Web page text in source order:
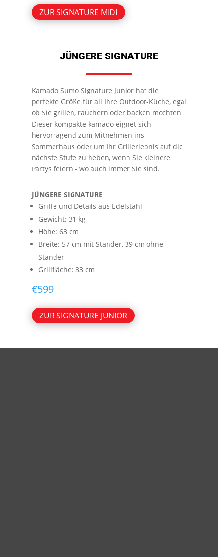
ZUR SIGNATURE MIDI
JÜNGERE SIGNATURE
Kamado Sumo Signature Junior hat die
perfekte Größe für all Ihre Outdoor-Küche, egal
ob Sie grillen, räuchern oder backen möchten.
Dieser kompakte kamado eignet sich
hervorragend zum Mitnehmen ins
Sommerhaus oder um Ihr Grillerlebnis auf die
nächste Stufe zu heben, wenn Sie kleinere
Partys feiern - wo auch immer Sie sind.
JÜNGERE SIGNATURE
Griffe und Details aus Edelstahl
Gewicht: 31 kg
Höhe: 63 cm
Breite: 57 cm mit Ständer, 39 cm ohne
Ständer
Grillfläche: 33 cm
€599
ZUR SIGNATURE JUNIOR